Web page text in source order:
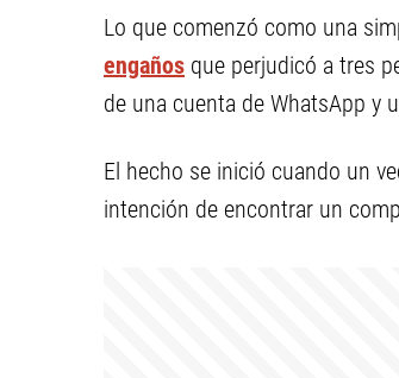
Lo que comenzó como una
engaños que perjudicó a tres
de una cuenta de WhatsApp y
El hecho se inició cuando un
intención de encontrar un